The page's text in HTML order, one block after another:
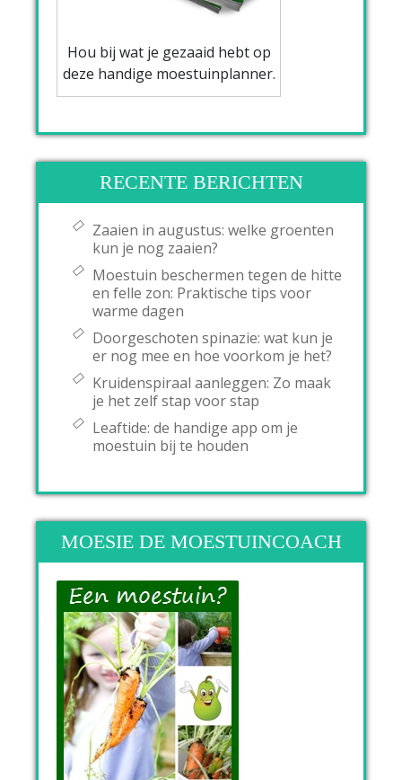
Hou bij wat je gezaaid hebt op
deze handige moestuinplanner.
RECENTE BERICHTEN
Zaaien in augustus: welke groenten
kun je nog zaaien?
Moestuin beschermen tegen de hitte
en felle zon: Praktische tips voor
warme dagen
Doorgeschoten spinazie: wat kun je
er nog mee en hoe voorkom je het?
Kruidenspiraal aanleggen: Zo maak
je het zelf stap voor stap
Leaftide: de handige app om je
moestuin bij te houden
MOESIE DE MOESTUINCOACH